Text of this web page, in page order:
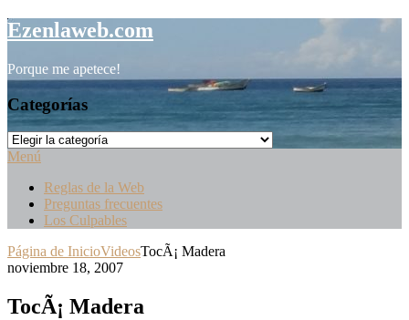
Saltar
al
Ezenlaweb.com
Porque me apetece!
Categorías
Categorías
Menú
Reglas de la Web
Preguntas frecuentes
Los Culpables
Página de InicioVideosTocÃ¡ Madera
noviembre 18, 2007
TocÃ¡ Madera